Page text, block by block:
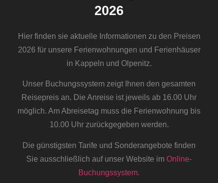
2026
Hier finden sie aktuelle Informationen zu den Preisen
2026 für unsere Ferienwohnungen und Ferienhäuser
in Kappeln und Olpenitz.
Unser Buchungssystem zeigt Ihnen den gesamten
Reisepreis an. Die Anreise ist jeweils ab 16.00 Uhr
möglich. Am Abreisetag muss die Ferienwohnung bis
10.00 Uhr zurückgegeben werden.
Die günstigsten Tarife und Sonderangebote finden
Sie ausschließlich auf unser Website im Online-
Buchungssystem.